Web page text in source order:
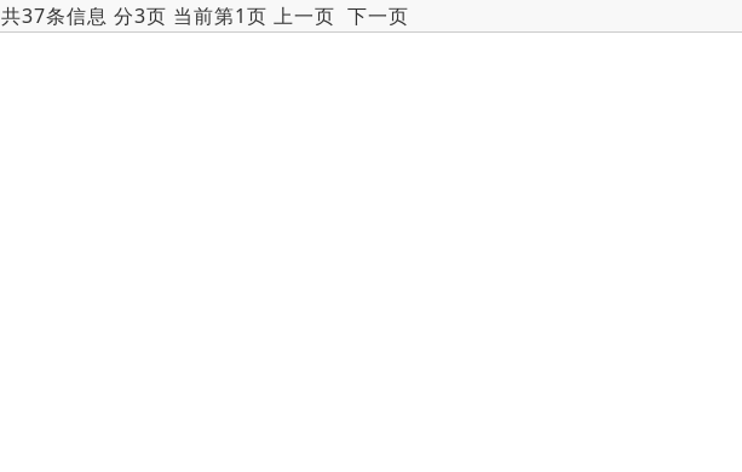
共37条信息 分3页 当前第1页 上一页 下一页